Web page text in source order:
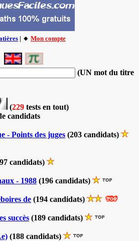
| 🔸 Mon compte
(UN mot du titre
(229 tests en tout)
candidats
- Points des juges (203 candidats)
candidats)
- 1988 (196 candidats)
de (194 candidats)
succès (189 candidats)
(188 candidats)